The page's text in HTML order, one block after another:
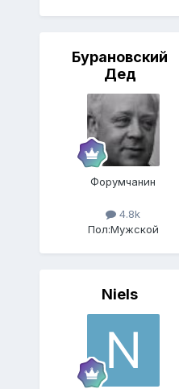
Бурановский
Дед
Форумчанин
4.8k
Пол:Мужской
Niels